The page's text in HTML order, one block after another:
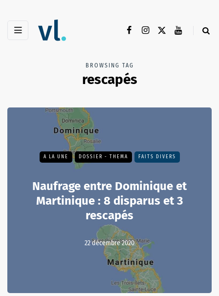
BROWSING TAG
rescapés
A LA UNE DOSSIER - THEMA FAITS DIVERS
Naufrage entre Dominique et
Martinique : 8 disparus et 3
rescapés
22 décembre 2020